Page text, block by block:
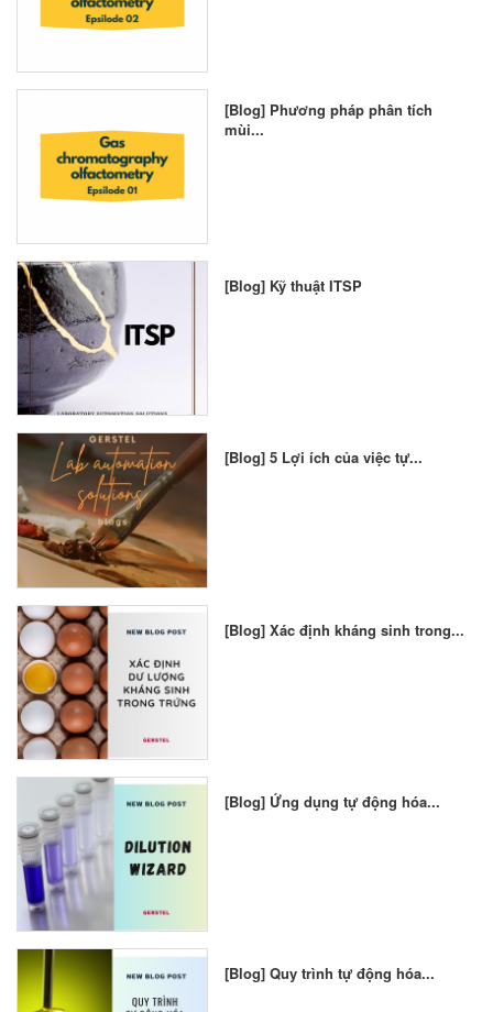
[Blog] Phương pháp phân tích
mùi...
[Blog] Kỹ thuật ITSP
[Blog] 5 Lợi ích của việc tự...
[Blog] Xác định kháng sinh trong...
[Blog] Ứng dụng tự động hóa...
[Blog] Quy trình tự động hóa...